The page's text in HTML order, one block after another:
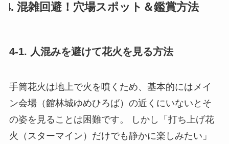
4. 混雑回避！穴場スポット＆鑑賞方法
4-1. 人混みを避けて花火を見る方法
手筒花火は地上で火を噴くため、基本的にはメイ
ン会場（館林城ゆめひろば）の近くにいないとそ
の姿を見ることは困難です。 しかし「打ち上げ花
火（スターマイン）だけでも静かに楽しみたい」